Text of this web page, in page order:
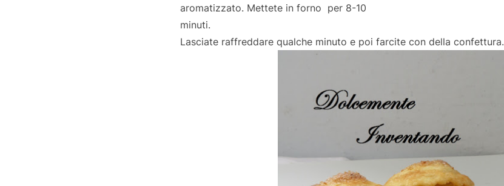
aromatizzato. Mettete in forno per 8-10
minuti.
Lasciate raffreddare qualche minuto e poi farcite con della confettura.